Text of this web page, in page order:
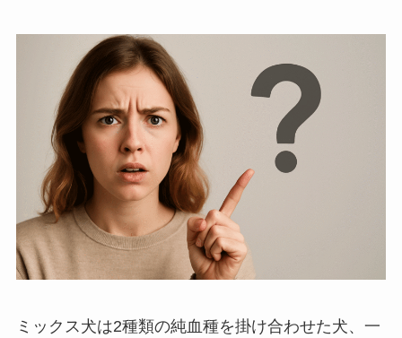
ミックス犬は2種類の純血種を掛け合わせた犬、一